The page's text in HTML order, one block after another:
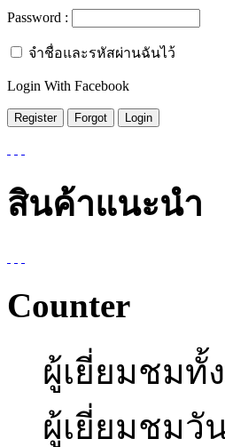
Password :
จำชื่อและรหัสผ่านฉันไว้
Login With Facebook
สินค้าแนะนำ
Counter
ผู้เยี่ยมชมทั้
ผู้เยี่ยมชมวั